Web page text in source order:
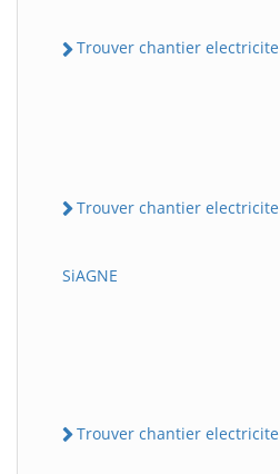
Trouver chantier electricite
Trouver chantier electricite
SiAGNE
Trouver chantier electricite